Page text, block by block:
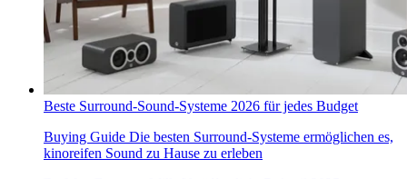
Beste Surround-Sound-Systeme 2026 für jedes Budget
Buying Guide Die besten Surround-Systeme ermöglichen es,
kinoreifen Sound zu Hause zu erleben